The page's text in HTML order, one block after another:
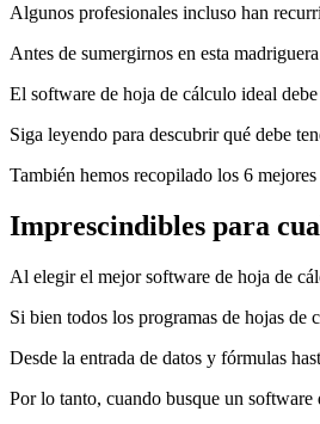
Algunos profesionales incluso han
Antes de sumergirnos en esta
El software de hoja de cálculo ideal
Siga leyendo para descubrir qué debe
También hemos recopilado los 6
Imprescindibles para
Al elegir el mejor software de hoja de
Si bien todos los programas de hojas
Desde la entrada de datos y fórmulas
Por lo tanto, cuando busque un software